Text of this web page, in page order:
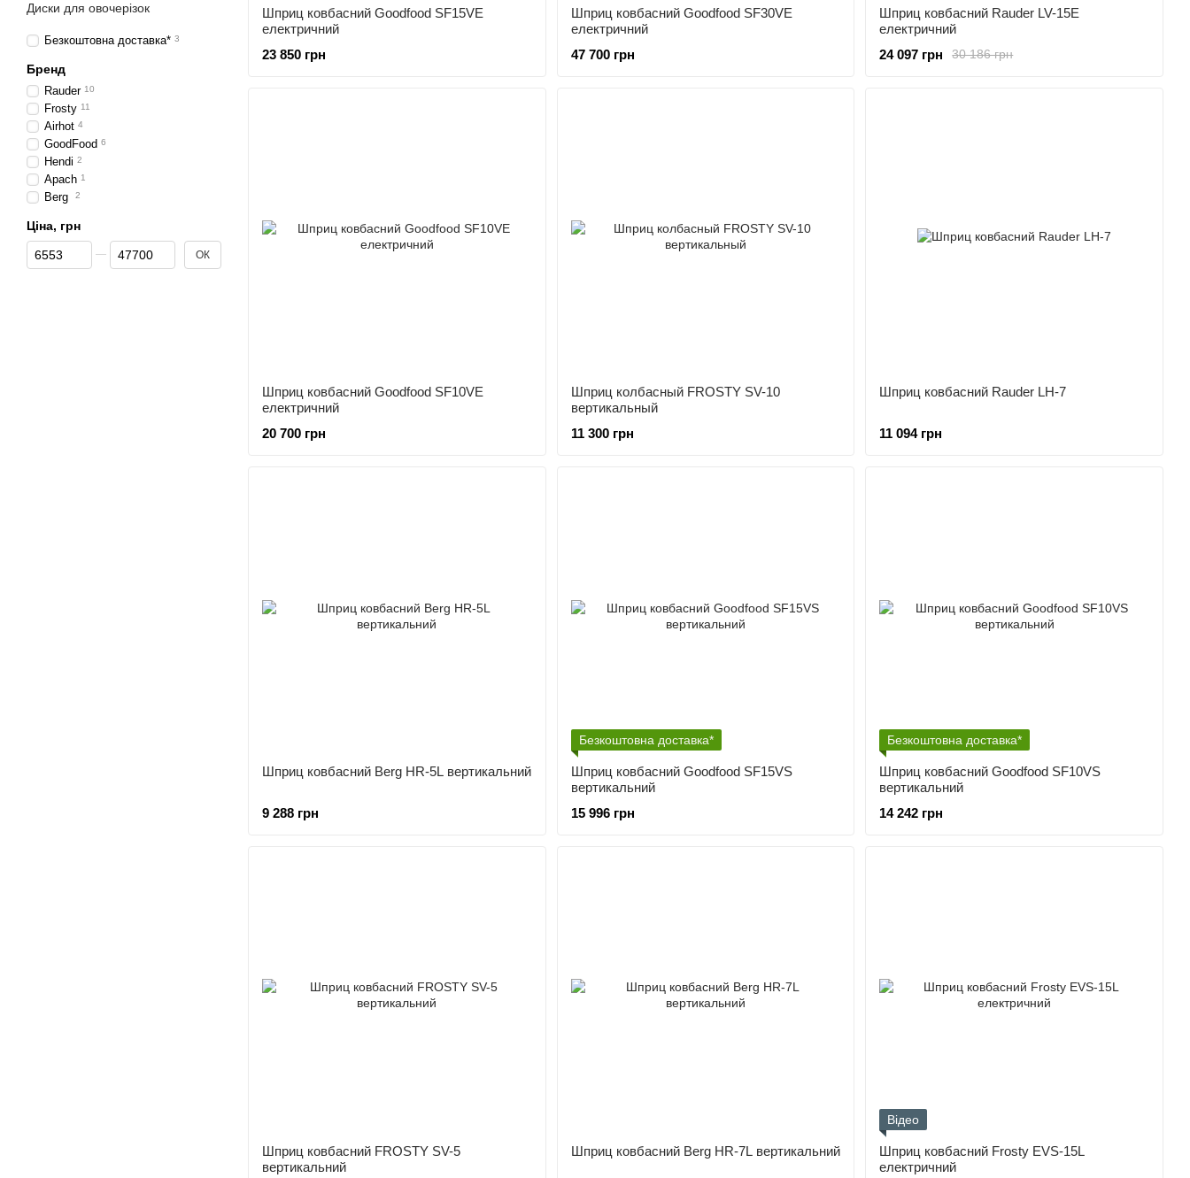
Шприц ковбасний Goodfood SF15VE
електричний
23 850 грн
Шприц ковбасний Goodfood SF30VE
електричний
47 700 грн
Шприц ковбасний Rauder LV-15E
електричний
30 186 грн
24 097 грн
Шприц ковбасний Goodfood SF10VE
електричний
20 700 грн
Шприц колбасный FROSTY SV-10
вертикальный
11 300 грн
Шприц ковбасний Rauder LH-7
11 094 грн
Шприц ковбасний Berg HR-5L вертикальний
9 288 грн
Безкоштовна доставка*
Шприц ковбасний Goodfood SF15VS
вертикальний
15 996 грн
Безкоштовна доставка*
Шприц ковбасний Goodfood SF10VS
вертикальний
14 242 грн
Шприц ковбасний FROSTY SV-5
вертикальний
Шприц ковбасний Berg HR-7L вертикальний
Відео
Шприц ковбасний Frosty EVS-15L
електричний
Диски для овочерізок
Безкоштовна доставка* 3
Бренд
Rauder 10
Frosty 11
Airhot 4
GoodFood 6
Hendi 2
Apach 1
Berg 2
Ціна, грн
Від Ціна, грн
До Ціна, грн ОК